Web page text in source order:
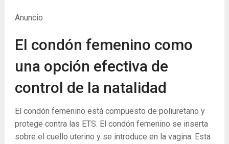
Anuncio
El condón femenino como
una opción efectiva de
control de la natalidad
El condón femenino está compuesto de poliuretano y
protege contra las ETS. El condón femenino se inserta
sobre el cuello uterino y se introduce en la vagina. Esta